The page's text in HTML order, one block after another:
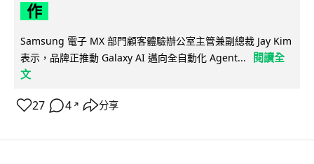
作
Samsung 電子 MX 部門顧客體驗辦公室主管兼副總裁 Jay Kim
表示，品牌正推動 Galaxy AI 邁向全自動化 Agent...
閱讀全
文
27 4 ↗ 分享